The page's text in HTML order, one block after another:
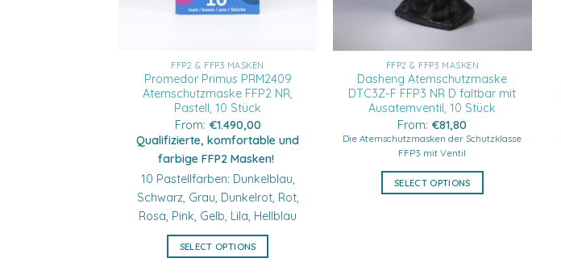
FFP2 & FFP3 MASKEN
Promedor Primus PRM2409
Atemschutzmaske FFP2 NR,
Pastell, 10 Stück
From: €1.490,00
Qualifizierte, komfortable und
farbige FFP2 Masken!
10 Pastellfarben: Dunkelblau,
Schwarz, Grau, Dunkelrot, Rot,
Rosa, Pink, Gelb, Lila, Hellblau
SELECT OPTIONS
FFP2 & FFP3 MASKEN
Dasheng Atemschutzmaske
DTC3Z-F FFP3 NR D faltbar mit
Ausatemventil, 10 Stück
From: €81,80
Die Atemschutzmasken der Schutzklasse
FFP3 mit Ventil
SELECT OPTIONS